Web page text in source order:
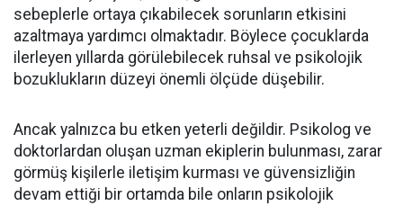
sebeplerle ortaya çıkabilecek sorunların etkisini
azaltmaya yardımcı olmaktadır. Böylece çocuklarda
ilerleyen yıllarda görülebilecek ruhsal ve psikolojik
bozuklukların düzeyi önemli ölçüde düşebilir.
Ancak yalnızca bu etken yeterli değildir. Psikolog ve
doktorlardan oluşan uzman ekiplerin bulunması, zarar
görmüş kişilerle iletişim kurması ve güvensizliğin
devam ettiği bir ortamda bile onların psikolojik